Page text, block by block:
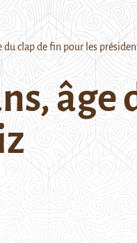
du clap de fin pour les